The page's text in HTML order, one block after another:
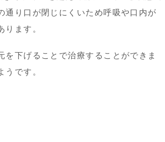
通り口が閉じにくいため呼吸や口内が
ます。
下げることで治療することができま
です。